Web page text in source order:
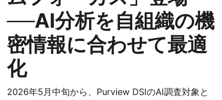
──AI分析を自組織の機
密情報に合わせて最適
化
2026年5月中旬から、Purview DSIのAI調査対象と